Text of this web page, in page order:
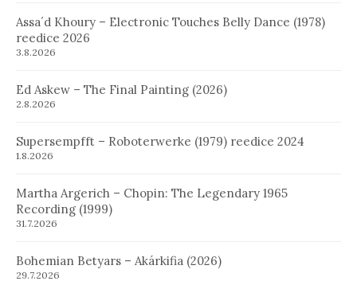
Assa´d Khoury – Electronic Touches Belly Dance (1978)
reedice 2026
3.8.2026
Ed Askew – The Final Painting (2026)
2.8.2026
Supersempfft – Roboterwerke (1979) reedice 2024
1.8.2026
Martha Argerich – Chopin: The Legendary 1965
Recording (1999)
31.7.2026
Bohemian Betyars – Akárkifia (2026)
29.7.2026